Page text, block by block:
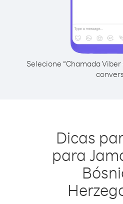
Selecione “Chamada
Dicas
para